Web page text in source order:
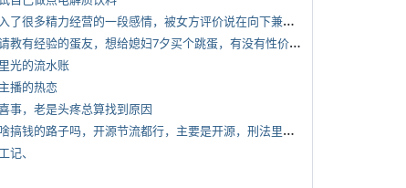
*
投入了很多精力经营的一段感情，被女方评价说在向下兼容我，感觉有点破防
*
想请教有经验的蛋友，想给媳妇7夕买个跳蛋，有没有性价比高的推荐
光的流水账
播的热恋
事，老是头疼总算找到原因
*
有啥搞钱的路子吗，开源节流都行，主要是开源，刑法里的咱不做
记、